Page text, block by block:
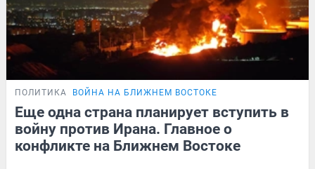
ПОЛИТИКА ВОЙНА НА БЛИЖНЕМ ВОСТОКЕ
Еще одна страна планирует вступить в
войну против Ирана. Главное о
конфликте на Ближнем Востоке